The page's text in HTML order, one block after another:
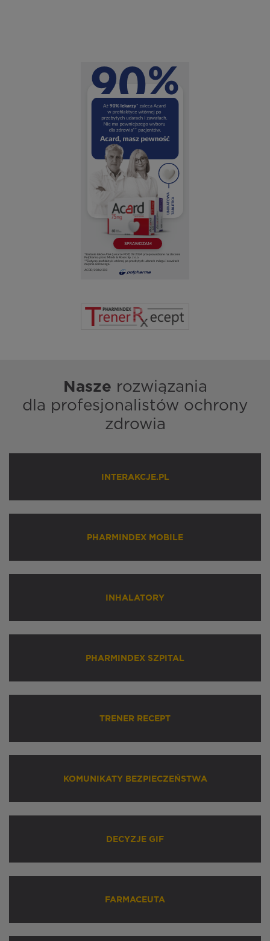
Nasze rozwiązania
dla profesjonalistów ochrony
zdrowia
INTERAKCJE.PL
PHARMINDEX MOBILE
INHALATORY
PHARMINDEX SZPITAL
TRENER RECEPT
KOMUNIKATY BEZPIECZEŃSTWA
DECYZJE GIF
FARMACEUTA